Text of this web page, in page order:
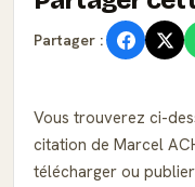
Partager :
Vous trouverez ci-
citation de Marcel
télécharger ou